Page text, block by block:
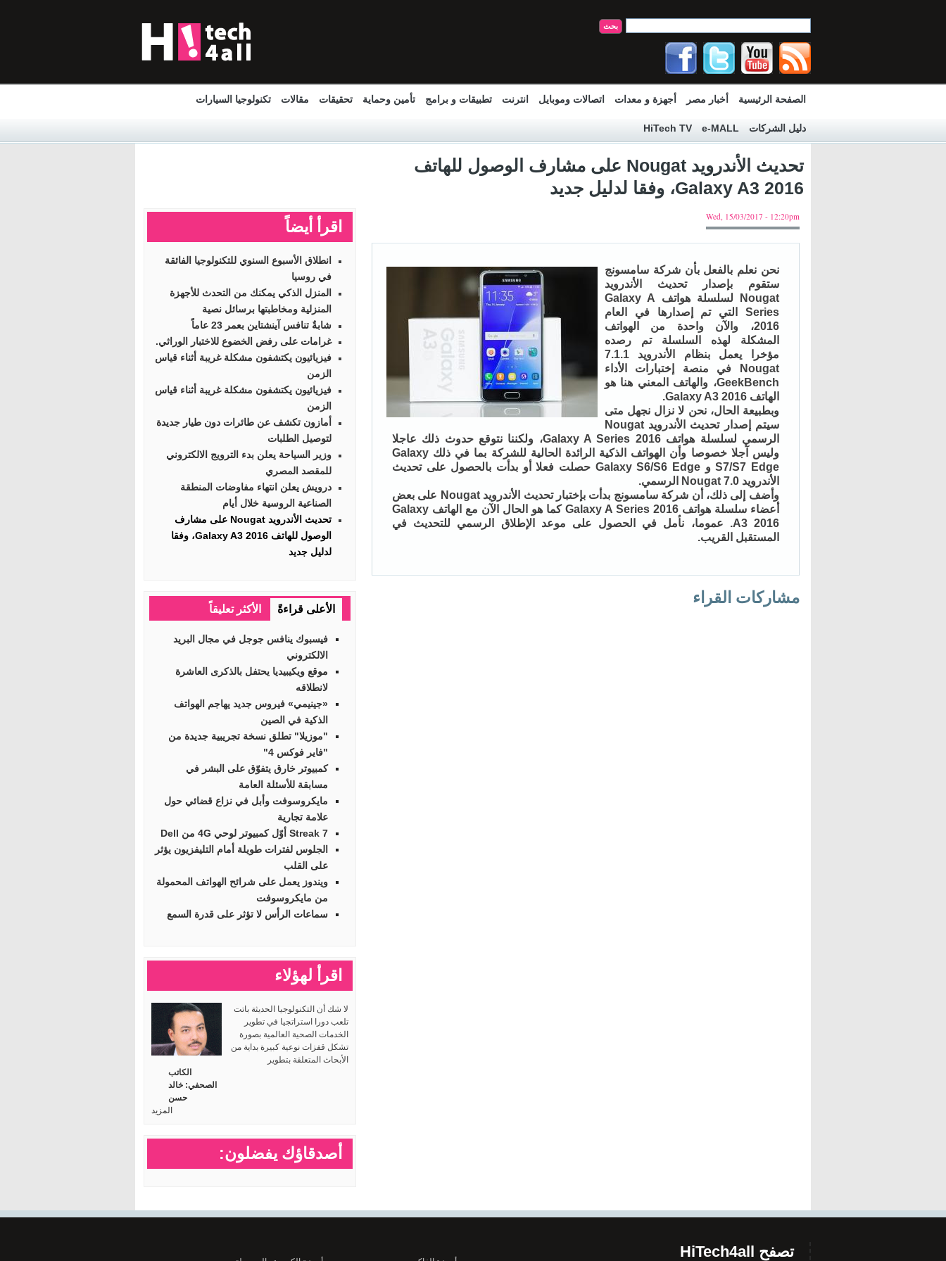
الصفحة الرئيسية أخبار مصر أجهزة و معدات اتصالات وموبايل انترنت تطبيقات و برامج تأمين وحماية تحقيقات مقالات تكنولوجيا السيارات
دليل الشركات e-MALL
HiTech TV
تحديث الأندرويد Nougat على مشارف الوصول للهاتف
Galaxy A3 2016، وفقا لدليل جديد
اقرأ أيضاً
انطلاق الأسبوع السنوي للتكنولوجيا الفائقة
في روسيا
المنزل الذكي يمكنك من التحدث للأجهزة
المنزلية ومخاطبتها برسائل نصية
شابةٌ تنافس آينشتاين بعمر 23 عاماً
غرامات على رفض الخضوع للاختبار الوراثي.
فيزيائيون يكتشفون مشكلة غريبة أثناء قياس
الزمن
فيزيائيون يكتشفون مشكلة غريبة أثناء قياس
الزمن
أمازون تكشف عن طائرات دون طيار جديدة
لتوصيل الطلبات
وزير السياحة يعلن بدء الترويج الالكتروني
للمقصد المصري
درويش يعلن انتهاء مفاوضات المنطقة
الصناعية الروسية خلال أيام
تحديث الأندرويد Nougat على مشارف
الوصول للهاتف Galaxy A3 2016، وفقا
لدليل جديد
الأعلى قراءةً الأكثر تعليقاً
فيسبوك ينافس جوجل في مجال البريد
الالكتروني
موقع ويكيبيديا يحتفل بالذكرى العاشرة
لانطلاقه
«جينيمي» فيروس جديد يهاجم الهواتف
الذكية في الصين
"موزيلا" تطلق نسخة تجريبية جديدة من
"فاير فوكس 4"
كمبيوتر خارق يتفوّق على البشر في
مسابقة للأسئلة العامة
مايكروسوفت وأبل في نزاع قضائي حول
علامة تجارية
Streak 7 أوّل كمبيوتر لوحي 4G من Dell
الجلوس لفترات طويلة أمام التليفزيون يؤثر
على القلب
ويندوز يعمل على شرائح الهواتف المحمولة
من مايكروسوفت
سماعات الرأس لا تؤثر على قدرة السمع
اقرأ لهؤلاء
لا شك أن التكنولوجيا الحديثة باتت
تلعب دورا استراتجيا في تطوير
الخدمات الصحية العالمية بصورة
تشكل قفزات نوعية كبيرة بداية من
الأبحاث المتعلقة بتطوير
الكاتب
الصحفي: خالد
حسن
المزيد
أصدقاؤك يفضلون:
Wed, 15/03/2017 - 12:20pm
نحن نعلم بالفعل بأن شركة سامسونج
ستقوم بإصدار تحديث الأندرويد
Nougat لسلسلة هواتف Galaxy A
Series التي تم إصدارها في العام
2016، والآن واحدة من الهواتف
المشكلة لهذه السلسلة تم رصده
مؤخرا يعمل بنظام الأندرويد 7.1.1
Nougat في منصة إختبارات الأداء
GeekBench، والهاتف المعني هنا هو
الهاتف Galaxy A3 2016.
وبطبيعة الحال، نحن لا نزال نجهل متى
سيتم إصدار تحديث الأندرويد Nougat
الرسمي لسلسلة هواتف Galaxy A Series 2016، ولكننا نتوقع حدوث ذلك عاجلا
وليس آجلا خصوصا وأن الهواتف الذكية الرائدة الحالية للشركة بما في ذلك Galaxy
S7/S7 Edge و Galaxy S6/S6 Edge حصلت فعلا أو بدأت بالحصول على تحديث
الأندرويد 7.0 Nougat الرسمي.
وأضف إلى ذلك، أن شركة سامسونج بدأت بإختبار تحديث الأندرويد Nougat على بعض
أعضاء سلسلة هواتف Galaxy A Series 2016 كما هو الحال الآن مع الهاتف Galaxy
A3 2016. عموما، نأمل في الحصول على موعد الإطلاق الرسمي للتحديث في
المستقبل القريب.
مشاركات القراء
تصفح HiTech4all